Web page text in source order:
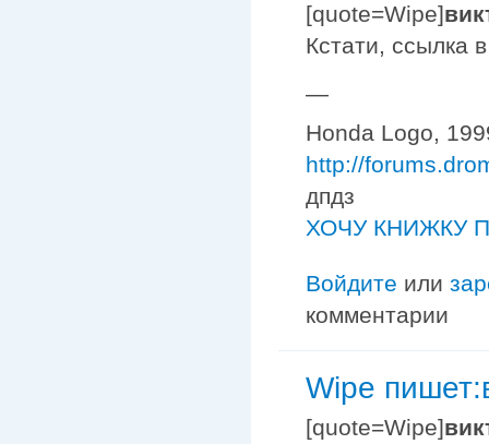
[quote=Wipe]
Кстати, ссылка
—
Honda Logo,
http://
дпдз
ХОЧУ КНИЖКУ
Войдите или
комментарии
Wipe
[quote=Wipe]